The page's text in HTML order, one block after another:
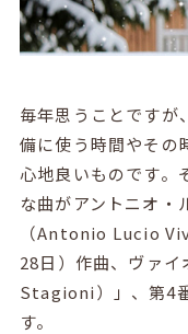
毎年思うことですが
備に使う時間やその
心地良いものです。
な曲がアントニオ・
（Antonio Lucio
28日）作曲、ヴァ
Stagioni）」、第4
す。